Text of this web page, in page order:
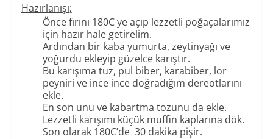
Hazırlanışı;
Önce fırını 180C ye açıp lezzetli poğaçalarımız
için hazır hale getirelim.
Ardından bir kaba yumurta, zeytinyağı ve
yoğurdu ekleyip güzelce karıştır.
Bu karışıma tuz, pul biber, karabiber, lor
peyniri ve ince ince doğradığım dereotlarını
ekle.
En son unu ve kabartma tozunu da ekle.
Lezzetli karışımı küçük muffin kaplarına dök.
Son olarak 180C’de 30 dakika pişir.